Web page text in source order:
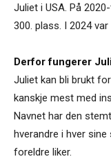
Juliet i USA. På
300. plass. I 2024
Derfor fungerer
Juliet kan bli brukt
kanskje mest med
Navnet har den
hverandre i hver
foreldre liker.